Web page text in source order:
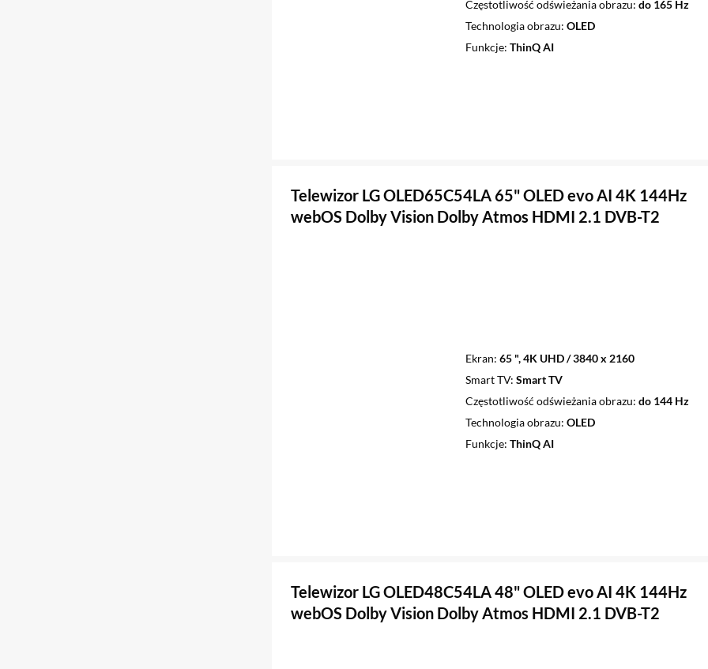
Częstotliwość odświeżania obrazu do 165 Hz
Technologia obrazu OLED
Funkcje ThinQ AI
Telewizor LG OLED65C54LA 65" OLED evo AI 4K 144Hz
webOS Dolby Vision Dolby Atmos HDMI 2.1 DVB-T2
Ekran 65 ", 4K UHD / 3840 x 2160
Smart TV Smart TV
Częstotliwość odświeżania obrazu do 144 Hz
Technologia obrazu OLED
Funkcje ThinQ AI
Telewizor LG OLED48C54LA 48" OLED evo AI 4K 144Hz
webOS Dolby Vision Dolby Atmos HDMI 2.1 DVB-T2